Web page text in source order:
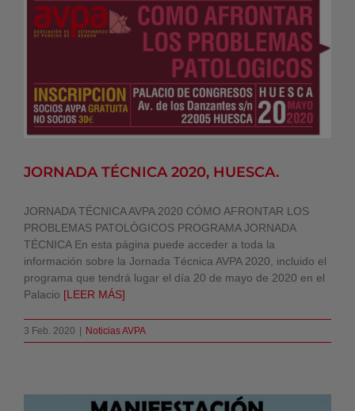
JORNADA TÉCNICA 2020, HUESCA.
Noticias AVPA
JORNADA TÉCNICA 2020, HUESCA.
JORNADA TÉCNICA AVPA 2020 CÓMO AFRONTAR LOS
PROBLEMAS PATOLÓGICOS PROGRAMA JORNADA
TÉCNICA En esta página puede acceder a toda la
información sobre la Jornada Técnica AVPA 2020, incluido el
programa que tendrá lugar el día 20 de mayo de 2020 en el
Palacio [LEER MÁS]
3 Feb. 2020 Noticias AVPA